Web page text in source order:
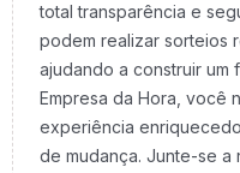
total transparência e
podem realizar sorteios
ajudando a construir um
Empresa da Hora, você
experiência
de mudança. Junte-se